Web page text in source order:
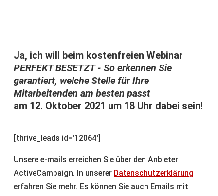
PERFEKT BESETZT - So erkennen Sie
garantiert, welche Stelle für Ihre
Mitarbeitenden am besten passt
am 12. Oktober 2021 um 18 Uhr dabei sein!
ActiveCampaign. In unserer Datenschutzerklärung
erfahren Sie mehr. Es können Sie auch Emails mit
Hinweisen zu Produkten zum Thema „Unternehmen